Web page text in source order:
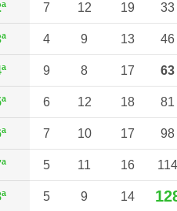
7 12 19 33
4 9 13 46
9 8 17 63
6 12 18 81
7 10 17 98
5 11 16 114
5 9 14